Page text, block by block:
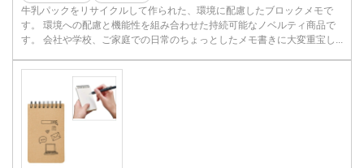
牛乳パックをリサイクルして作られた、環境に配慮したブロックメモで
す。 環境への配慮と機能性を組み合わせた持続可能なノベルティ商品で
す。 会社や学校、ご家庭での日常のちょっとしたメモ書きに大変重宝し...